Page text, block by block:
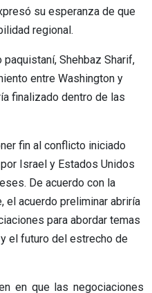
su esperanza de que
regional.
Shehbaz Sharif,
entre Washington y
finalizado dentro de las
fin al conflicto iniciado
Israel y Estados Unidos
De acuerdo con la
el acuerdo preliminar abriría
para abordar temas
el futuro del estrecho de
en que las negociaciones